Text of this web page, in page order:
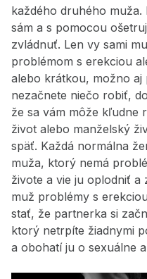
každého druhého
sám a s pomocou
zvládnuť. Len vy sami
problémom s erekciou
alebo krátkou, možno aj
nezačnete niečo robiť,
že sa vám môže kľudne
život alebo manželský
späť. Každá normálna
muža, ktorý nemá
živote a vie ju oplodniť a
muž problémy s
stať, že partnerka si
ktorý netrpíte žiadnymi
a obohatí ju o sexuálne